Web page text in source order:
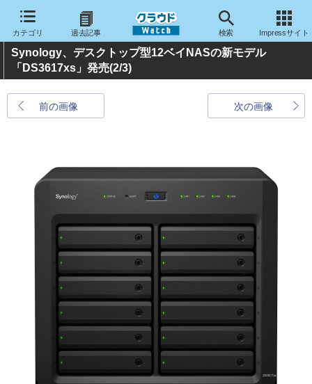
カテゴリ 過去記事 検索 Impressサイト
Synology、デスクトップ型12ベイNASの新モデル
「DS3617xs」発売(2/3)
前の画像 次の画像